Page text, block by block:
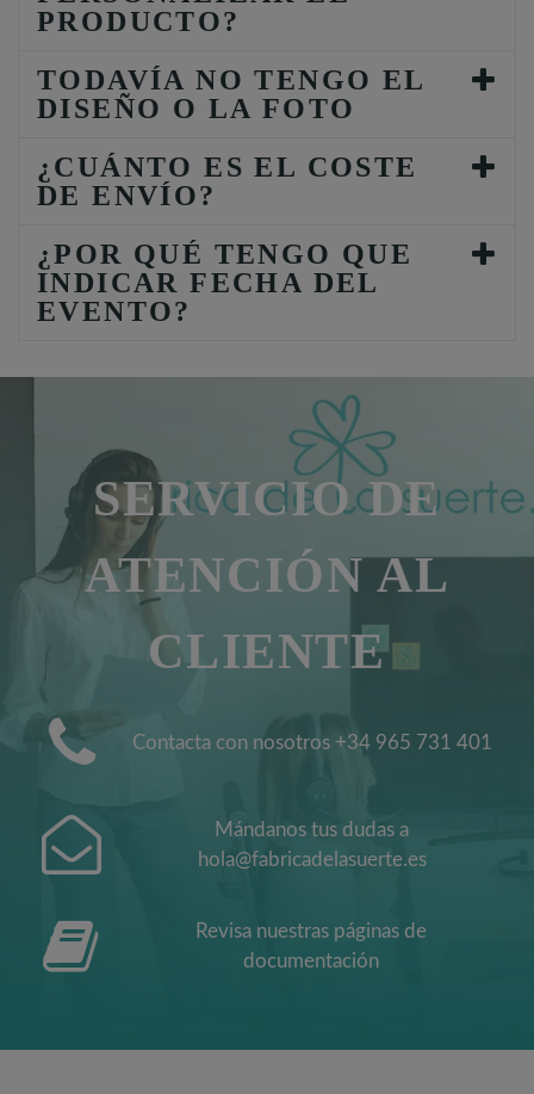
PRODUCTO?
TODAVÍA NO TENGO EL
DISEÑO O LA FOTO
¿CUÁNTO ES EL COSTE
DE ENVÍO?
¿POR QUÉ TENGO QUE
INDICAR FECHA DEL
EVENTO?
SERVICIO DE
ATENCIÓN AL
CLIENTE
Contacta con nosotros +34 965 731 401
Mándanos tus dudas a
hola@fabricadelasuerte.es
Revisa nuestras páginas de
documentación